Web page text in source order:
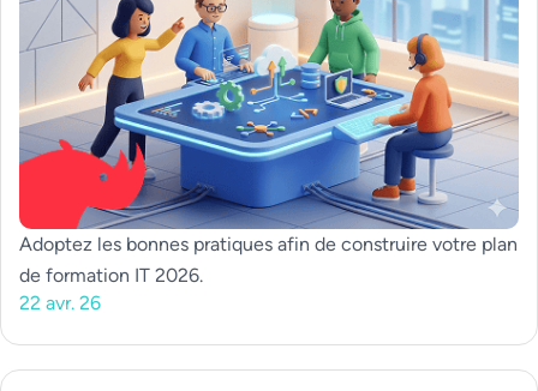
Adoptez les bonnes pratiques afin de construire votre plan
de formation IT 2026.
22 avr. 26